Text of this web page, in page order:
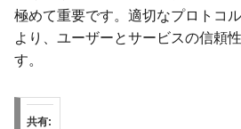
極めて重要です。適切なプロトコ
より、ユーザーとサービスの信頼
す。
共有: